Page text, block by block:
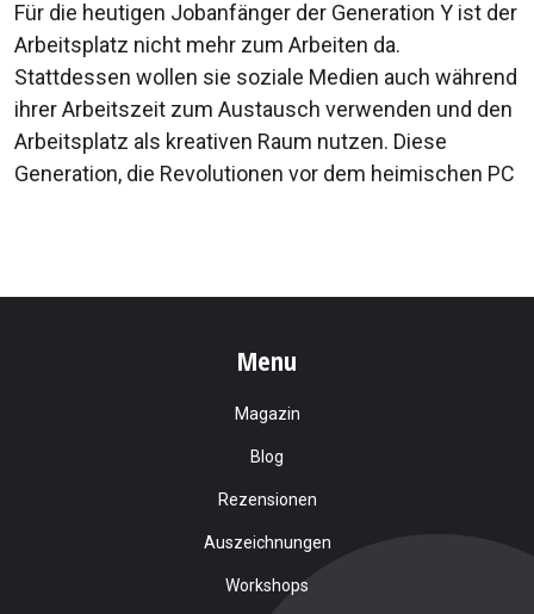
Für die heutigen Jobanfänger der Generation Y ist der
Arbeitsplatz nicht mehr zum Arbeiten da.
Stattdessen wollen sie soziale Medien auch während
ihrer Arbeitszeit zum Austausch verwenden und den
Arbeitsplatz als kreativen Raum nutzen. Diese
Generation, die Revolutionen vor dem heimischen PC
Menu
Magazin
Blog
Rezensionen
Auszeichnungen
Workshops